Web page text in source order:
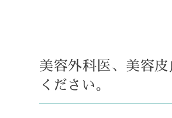
美容外科医、美容
ください。